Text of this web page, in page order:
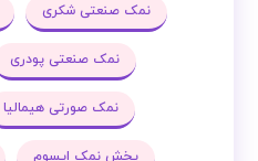
نمک صنعتی شکری
نمک صنعتی پودری
نمک صورتی هیمالیا
پخش نمک اپسوم